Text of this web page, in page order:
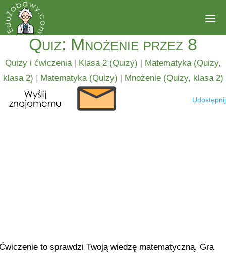
Quiz: Mnożenie przez 8
Quizy i ćwiczenia| Klasa 2 (Quizy) | Matematyka (Quizy,
klasa 2) | Matematyka (Quizy) | Mnożenie (Quizy, klasa 2)
Udostępnij
to sprawdzi Twoją wiedzę matematyczną. Gra